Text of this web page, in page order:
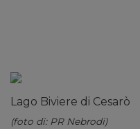
Lago Biviere di Cesarò
(foto di: PR Nebrodi)